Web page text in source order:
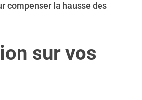
compenser la hausse des
sur vos